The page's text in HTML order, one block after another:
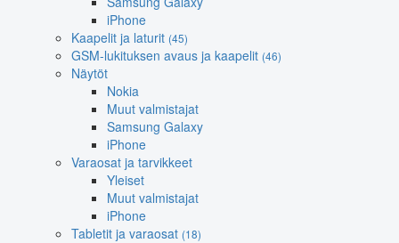
iPhone
Kaapelit ja laturit (45)
GSM-lukituksen avaus ja kaapelit (46)
Näytöt
Nokia
Muut valmistajat
Samsung Galaxy
iPhone
Varaosat ja tarvikkeet
Yleiset
Muut valmistajat
iPhone
Tabletit ja varaosat (18)